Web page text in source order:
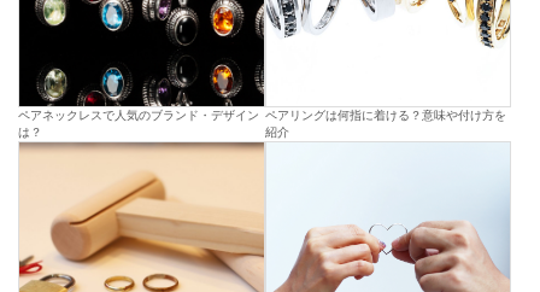
ペアネックレスで人気のブランド・デザイン
は？
ペアリングは何指に着ける？意味や付け方を
紹介